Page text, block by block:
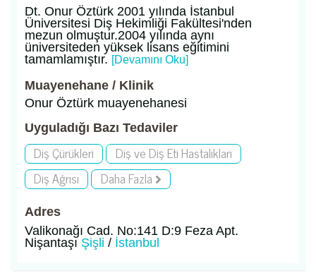
Dt. Onur Öztürk 2001 yılında İstanbul
Üniversitesi Diş Hekimliği Fakültesi'nden
mezun olmuştur.2004 yılında aynı
üniversiteden yüksek lisans eğitimini
tamamlamıştır. [Devamını Oku]
Muayenehane / Klinik
Onur Öztürk muayenehanesi
Uyguladığı Bazı Tedaviler
Diş Çürükleri
Diş ve Diş Eti Hastalıkları
Diş Ağrısı
Daha Fazla
Adres
Valikonağı Cad. No:141 D:9 Feza Apt.
Nişantaşı Şişli / İstanbul